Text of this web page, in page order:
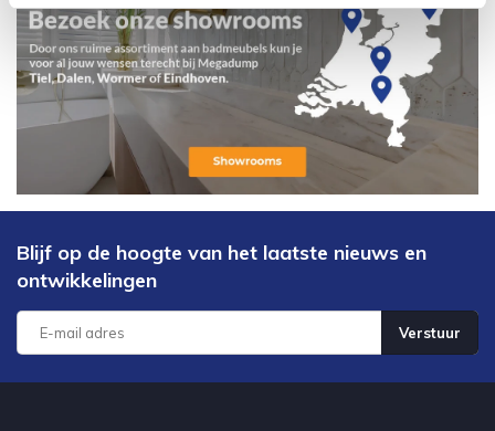
Blijf op de hoogte van het laatste nieuws en
ontwikkelingen
Verstuur